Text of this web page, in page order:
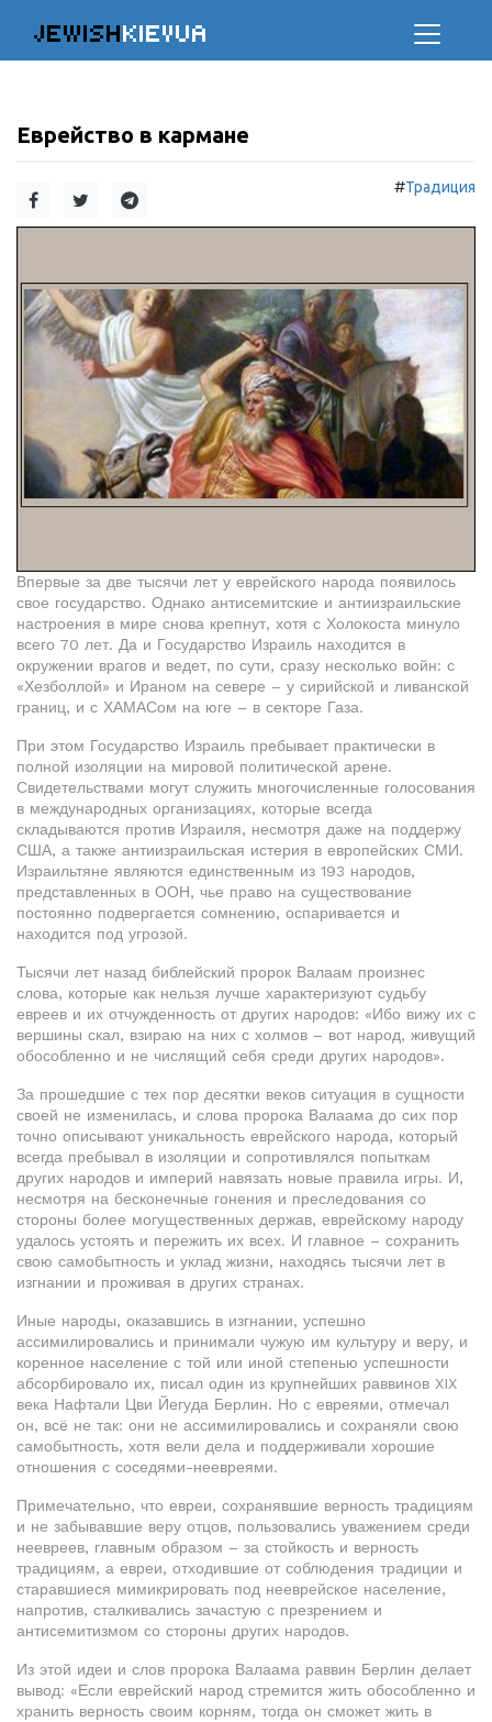
JEWISHKIEVUA
Еврейство в кармане
#Традиция
Впервые за две тысячи лет у еврейского народа появилось
свое государство. Однако антисемитские и антиизраильские
настроения в мире снова крепнут, хотя с Холокоста минуло
всего 70 лет. Да и Государство Израиль находится в
окружении врагов и ведет, по сути, сразу несколько войн: с
«Хезболлой» и Ираном на севере – у сирийской и ливанской
границ, и с ХАМАСом на юге – в секторе Газа.
При этом Государство Израиль пребывает практически в
полной изоляции на мировой политической арене.
Свидетельствами могут служить многочисленные голосования
в международных организациях, которые всегда
складываются против Израиля, несмотря даже на поддержу
США, а также антиизраильская истерия в европейских СМИ.
Израильтяне являются единственным из 193 народов,
представленных в ООН, чье право на существование
постоянно подвергается сомнению, оспаривается и
находится под угрозой.
Тысячи лет назад библейский пророк Валаам произнес
слова, которые как нельзя лучше характеризуют судьбу
евреев и их отчужденность от других народов: «Ибо вижу их с
вершины скал, взираю на них с холмов – вот народ, живущий
обособленно и не числящий себя среди других народов».
За прошедшие с тех пор десятки веков ситуация в сущности
своей не изменилась, и слова пророка Валаама до сих пор
точно описывают уникальность еврейского народа, который
всегда пребывал в изоляции и сопротивлялся попыткам
других народов и империй навязать новые правила игры. И,
несмотря на бесконечные гонения и преследования со
стороны более могущественных держав, еврейскому народу
удалось устоять и пережить их всех. И главное – сохранить
свою самобытность и уклад жизни, находясь тысячи лет в
изгнании и проживая в других странах.
Иные народы, оказавшись в изгнании, успешно
ассимилировались и принимали чужую им культуру и веру, и
коренное население с той или иной степенью успешности
абсорбировало их, писал один из крупнейших раввинов XIX
века Нафтали Цви Йегуда Берлин. Но с евреями, отмечал
он, всё не так: они не ассимилировались и сохраняли свою
самобытность, хотя вели дела и поддерживали хорошие
отношения с соседями-неевреями.
Примечательно, что евреи, сохранявшие верность традициям
и не забывавшие веру отцов, пользовались уважением среди
неевреев, главным образом – за стойкость и верность
традициям, а евреи, отходившие от соблюдения традиции и
старавшиеся мимикрировать под нееврейское население,
напротив, сталкивались зачастую с презрением и
антисемитизмом со стороны других народов.
Из этой идеи и слов пророка Валаама раввин Берлин делает
вывод: «Если еврейский народ стремится жить обособленно и
хранить верность своим корням, тогда он сможет жить в